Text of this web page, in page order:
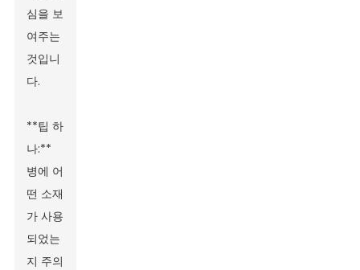
심을 보
여주는
것입니
다.
**팁 하
나:**
병에 어
떤 소재
가 사용
되었는
지 주의